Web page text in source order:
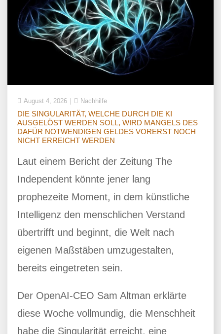
August 4, 2026 Nachhilfe
DIE SINGULARITÄT, WELCHE DURCH DIE KI
AUSGELÖST WERDEN SOLL, WIRD MANGELS DES
DAFÜR NOTWENDIGEN GELDES VORERST NOCH
NICHT ERREICHT WERDEN
Laut einem Bericht der Zeitung The
Independent könnte jener lang
prophezeite Moment, in dem künstliche
Intelligenz den menschlichen Verstand
übertrifft und beginnt, die Welt nach
eigenen Maßstäben umzugestalten,
bereits eingetreten sein.
Der OpenAI-CEO Sam Altman erklärte
diese Woche vollmundig, die Menschheit
habe die Singularität erreicht, eine